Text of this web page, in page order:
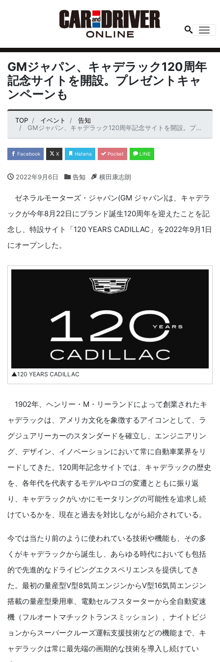
GMジャパン、キャデラック120周年
記念サイトを開設。プレゼントキャ
ンペーンも
TOP イベント
告知
GMジャパン、キャデラック120周年記念サイトを開設。プレゼントキャンペーンも
Facebook X Hatena Pocket LINE
2022年9月6日 告知 横田康志朗
ゼネラルモーターズ・ジャパン(GM ジャパン)は、キャデラ
ックが今年8月22日にブランド誕生120周年を迎えたことを記
念し、特設サイト「120 YEARS CADILLAC」を2022年9月1日
にオープンした。
▲120 YEARS CADILLAC
1902年、ヘンリー・M・リーランドによって創業されたキ
ャデラックは、アメリカ文化を象徴するアイコンとして、ラ
グジュアリーカーのスタンダードを確立し、エンジニアリン
グ、デザイン、イノベーションにおいて常に自動車業界をリ
ードしてきた。120周年記念サイトでは、キャデラックの歴史
を、各年代を代表するモデルやロゴの変遷とともに振り返
り、キャデラックがいかにモータリングの可能性を追求し続
けているかを、現在と過去を対比しながら紹介されている。
今では当たり前のように使われている技術や機能も、その多
くがキャデラックから誕生し、あらゆる時代においても包括
的で先進的なドライビングエクスペリエンスを提供してき
た。最初の量産型V型8気筒エンジンからV型16気筒エンジン
搭載の量産型乗用車、電動セルフスターターから全自動変速
機（フルオートマチックトランスミッション）、ナイトビジ
ョンからスーパークルーズ運転支援技術などの機能まで、キ
ャデラックは常に最先端の画期的な技術を導入し続けてい